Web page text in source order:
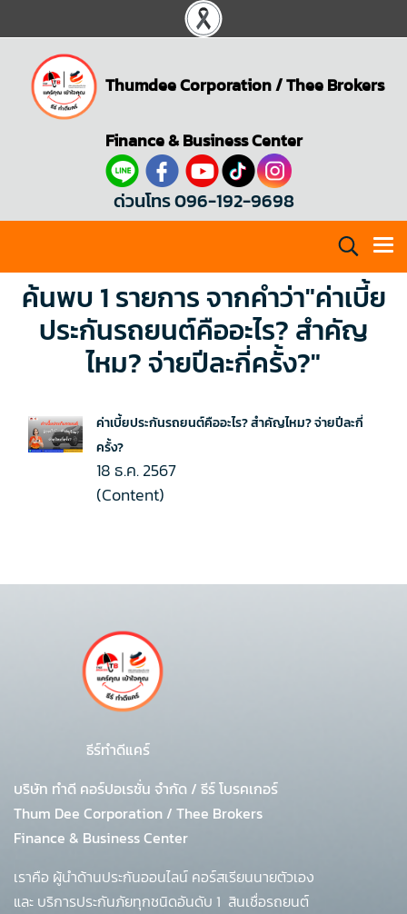
Thumdee Corporation/Thee Brokers
Finance & Business Center
ด่วนโทร 096-192-9698
ค้นพบ 1 รายการ จากคำว่า"ค่าเบี้ย
ประกันรถยนต์คืออะไร? สำคัญ
ไหม? จ่ายปีละกี่ครั้ง?"
ค่าเบี้ยประกันรถยนต์คืออะไร? สำคัญไหม? จ่ายปีละกี่
ครั้ง?
18 ธ.ค. 2567
(Content)
ธีร์ทำดีแคร์
บริษัท ทำดี คอร์ปอเรชั่น จำกัด / ธีร์ โบรคเกอร์
Thum Dee Corporation / Thee Brokers
Finance & Business Center
เราคือ ผู้นำด้านประกันออนไลน์ คอร์สเรียนนายตัวเอง
และ บริการประกันภัยทุกชนิดอันดับ 1 สินเชื่อรถยนต์